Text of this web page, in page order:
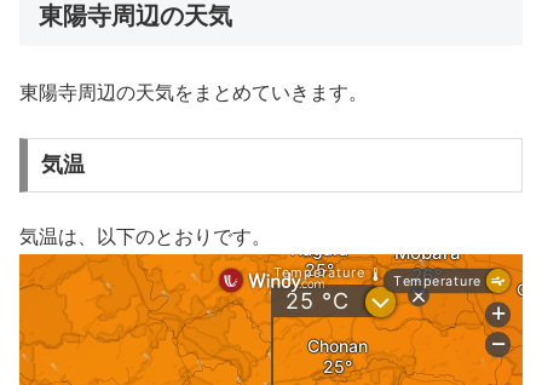
東陽寺周辺の天気
東陽寺周辺の天気をまとめていきます。
気温
気温は、以下のとおりです。